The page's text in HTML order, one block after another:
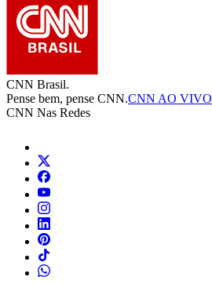
CNN Brasil.
Pense bem, pense CNN.CNN AO VIVO
CNN Nas Redes